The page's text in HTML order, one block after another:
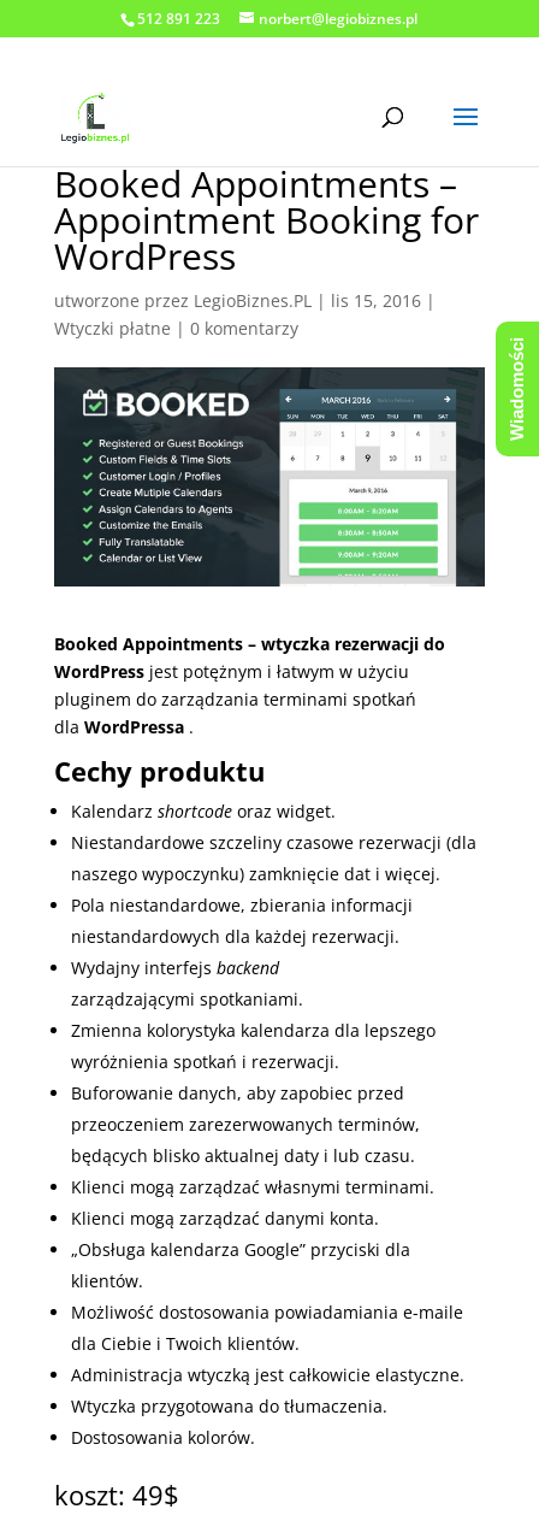
512 891 223 norbert@legiobiznes.pl
Booked Appointments –
Appointment Booking for
WordPress
utworzone przez LegioBiznes.PL| lis 15, 2016|
Wtyczki płatne | 0 komentarzy
Booked Appointments – wtyczka rezerwacji do
WordPressjest potężnym i łatwym w użyciu
pluginem do zarządzania terminami spotkań
dla WordPressa.
Cechy produktu
Kalendarz shortcodeoraz widget.
Niestandardowe szczeliny czasowe rezerwacji (dla
naszego wypoczynku) zamknięcie dat i więcej.
Pola niestandardowe, zbierania informacji
niestandardowych dla każdej rezerwacji.
Wydajny interfejs backend
zarządzającymi spotkaniami.
Zmienna kolorystyka kalendarza dla lepszego
wyróżnienia spotkań i rezerwacji.
Buforowanie danych, aby zapobiec przed
przeoczeniem zarezerwowanych terminów,
będących blisko aktualnej daty i lub czasu.
Klienci mogą zarządzać własnymi terminami.
Klienci mogą zarządzać danymi konta.
„Obsługa kalendarza Google” przyciski dla
klientów.
Możliwość dostosowania powiadamiania e-maile
dla Ciebie i Twoich klientów.
Administracja wtyczką jest całkowicie elastyczne.
Wtyczka przygotowana do tłumaczenia.
Dostosowania kolorów.
koszt: 49$
Wiadomości